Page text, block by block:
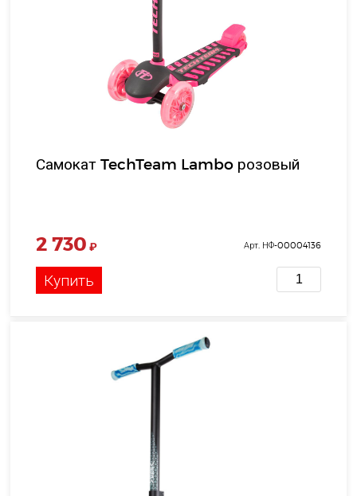
Самокат TechTeam Lambo розовый
2 730 ₽ Арт. НФ-00004136
Купить